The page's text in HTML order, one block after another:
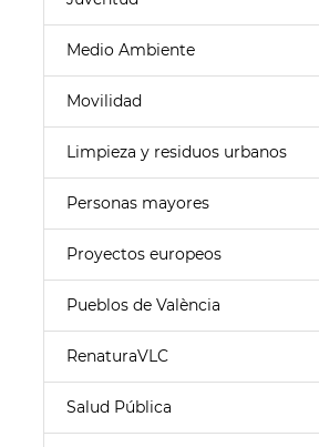
Medio Ambiente
Movilidad
Limpieza y residuos urbanos
Personas mayores
Proyectos europeos
Pueblos de València
RenaturaVLC
Salud Pública